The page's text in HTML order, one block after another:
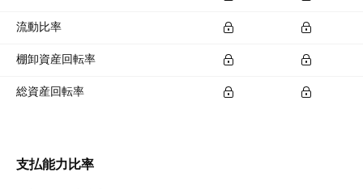
流動比率
棚卸資産回転率
総資産回転率
支払能力比率